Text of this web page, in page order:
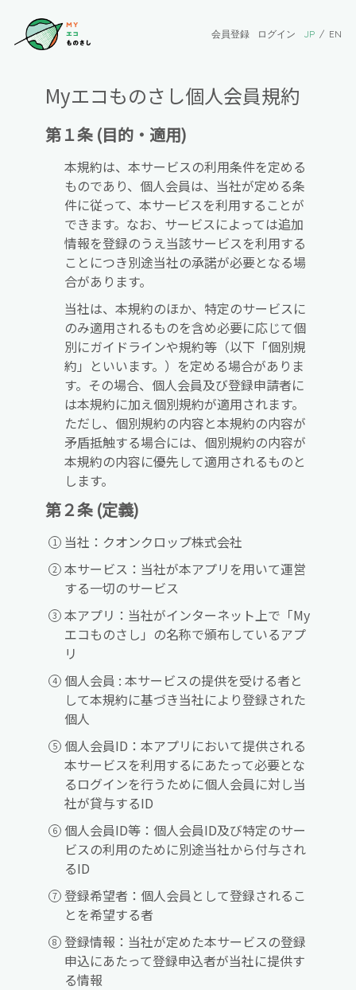
会員登録 ログイン JP / EN
Myエコものさし個人会員規約
第１条 (目的・適用)
本規約は、本サービスの利用条件を定める
ものであり、個人会員は、当社が定める条
件に従って、本サービスを利用することが
できます。なお、サービスによっては追加
情報を登録のうえ当該サービスを利用する
ことにつき別途当社の承諾が必要となる場
合があります。
当社は、本規約のほか、特定のサービスに
のみ適用されるものを含め必要に応じて個
別にガイドラインや規約等（以下「個別規
約」といいます。）を定める場合がありま
す。その場合、個人会員及び登録申請者に
は本規約に加え個別規約が適用されます。
ただし、個別規約の内容と本規約の内容が
矛盾抵触する場合には、個別規約の内容が
本規約の内容に優先して適用されるものと
します。
第２条 (定義)
当社：クオンクロップ株式会社
本サービス：当社が本アプリを用いて運営
する一切のサービス
本アプリ：当社がインターネット上で「My
エコものさし」の名称で頒布しているアプ
リ
個人会員 : 本サービスの提供を受ける者と
して本規約に基づき当社により登録された
個人
個人会員ID：本アプリにおいて提供される
本サービスを利用するにあたって必要とな
るログインを行うために個人会員に対し当
社が貸与するID
個人会員ID等：個人会員ID及び特定のサー
ビスの利用のために別途当社から付与され
るID
登録希望者：個人会員として登録されるこ
とを希望する者
登録情報：当社が定めた本サービスの登録
申込にあたって登録申込者が当社に提供す
る情報